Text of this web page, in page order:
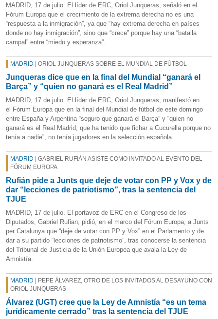
MADRID, 17 de julio. El líder de ERC, Oriol Junqueras, señaló en el
Fórum Europa que el crecimiento de la extrema derecha no es una
“respuesta a la inmigración”, ya que “hay extrema derecha en países
donde no hay inmigración”, sino que “crece” porque hay una “batalla
campal” entre “miedo y esperanza”.
MADRID | ORIOL JUNQUERAS SOBRE EL MUNDIAL DE FÚTBOL
Junqueras dice que en la final del Mundial “ganará el
Barça” y “quien no ganará es el Real Madrid”
MADRID, 17 de julio. El líder de ERC, Oriol Junqueras, manifestó en
el Fórum Europa que en la final del Mundial de fútbol de este domingo
entre España y Argentina “seguro que ganará el Barça” y “quien no
ganará es el Real Madrid, que ha tenido que fichar a Cucurella porque no
tenía a nadie”, no tenía jugadores en la selección española.
MADRID | GABRIEL RUFIÁN ASISTE COMO INVITADO AL EVENTO DEL
FÓRUM EUROPA
Rufián pide a Junts que deje de votar con PP y Vox y de
dar “lecciones de patriotismo”, tras la sentencia del
TJUE
MADRID, 17 de julio. El portavoz de ERC en el Congreso de los
Diputados, Gabriel Rufian, pidió, en el marco del Fórum Europa, a Junts
per Catalunya que “deje de votar con PP y Vox” en el Parlamento y de
dar a su partido “lecciones de patriotismo”, tras conocerse la sentencia
del Tribunal de Justicia de la Unión Europea que avala la Ley de
Amnistía.
MADRID | PEPE ÁLVAREZ, OTRO DE LOS INVITADOS AL DESAYUNO CON
ORIOL JUNQUERAS
Álvarez (UGT) cree que la Ley de Amnistía “es un tema
jurídicamente cerrado” tras la sentencia del TJUE